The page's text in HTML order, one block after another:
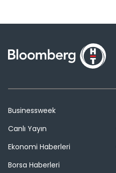
Businessweek
Canlı Yayın
Ekonomi Haberleri
Borsa Haberleri